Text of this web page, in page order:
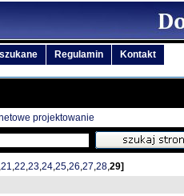
Regulamin Kontakt
projektowanie
,21,22,23,24,25,26,27,28,29]